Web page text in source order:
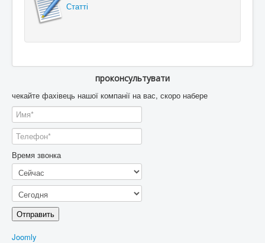
Статті
проконсультувати
чекайте фахівець нашої компанії на вас, скоро набере
Время звонка
Отправить
Joomly